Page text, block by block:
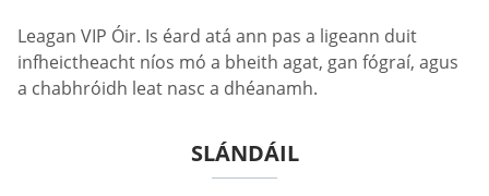
Leagan VIP Óir. Is éard atá ann pas a ligeann duit
infheictheacht níos mó a bheith agat, gan fógraí, agus
a chabhróidh leat nasc a dhéanamh.
SLÁNDÁIL